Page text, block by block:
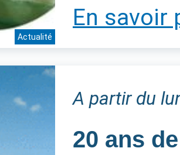
Actualité
En savoir
A partir du
20 ans